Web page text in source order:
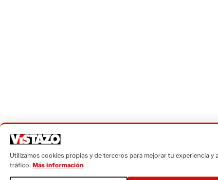
Utilizamos cookies propias y de terceros para mejorar tu experiencia y
tráfico. Más información